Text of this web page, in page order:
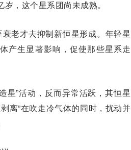
，这个星系团尚未成熟。
老才去抑制新恒星形成。年轻星
产生显著影响，促使那些星系走
星”活动，反而异常活跃，其恒星
离”在吹走冷气体的同时，扰动并